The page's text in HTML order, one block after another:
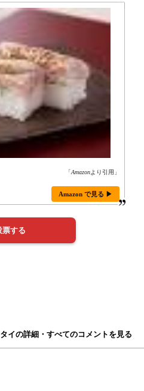
「Amazonより引用」
Amazon で見る ▶
タイの詳細・すべてのコメントを見る